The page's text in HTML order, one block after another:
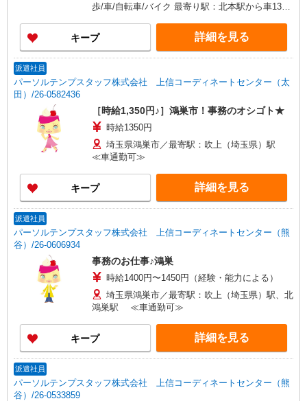
歩/車/自転車/バイク 最寄り駅：北本駅から車13分
キープ 詳細を見る
派遣社員
パーソルテンプスタッフ株式会社 上信コーディネートセンター（太
田）/26-0582436
［時給1,350円♪］鴻巣市！事務のオシゴト★
時給1350円
埼玉県鴻巣市／最寄駅：吹上（埼玉県）駅
≪車通勤可≫
キープ 詳細を見る
派遣社員
パーソルテンプスタッフ株式会社 上信コーディネートセンター（熊
谷）/26-0606934
事務のお仕事♪鴻巣
時給1400円〜1450円（経験・能力による）
埼玉県鴻巣市／最寄駅：吹上（埼玉県）駅、北
鴻巣駅 ≪車通勤可≫
キープ 詳細を見る
派遣社員
パーソルテンプスタッフ株式会社 上信コーディネートセンター（熊
谷）/26-0533859